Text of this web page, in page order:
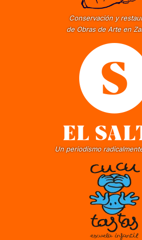
Conservación y
de Obras de Arte en
Un periodismo